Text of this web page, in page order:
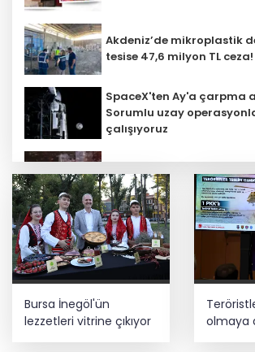
Akdeniz’de mikroplastik
tesise 47,6 milyon TL ceza!
SpaceX'ten Ay'a çarpma
Sorumlu uzay
çalışıyoruz
'Ay Grubu' suç örgütüne
Yaşlı ve engelli aylıkları
hesaplarda
MGK bugün toplanıyor...
'Terörsüz Türkiye'
Bursa İnegöl'ün
lezzetleri vitrine çıkıyor
olmaya